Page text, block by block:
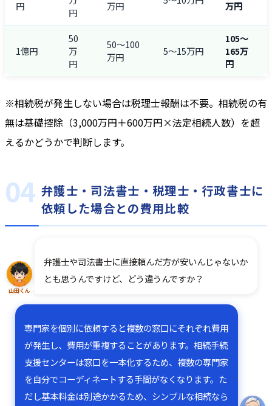
円
円
万円 万円
1億円
50
万
円
50〜100
万円
5〜15万円
105〜
165万
円
※相続税が発生しない場合は税理士報酬は不要。相続税の有
無は基礎控除（3,000万円＋600万円×法定相続人数）を超
えるかどうかで判断します。
弁護士・司法書士・税理士・行政書士に
依頼した場合との費用比較
山田くん
弁護士や司法書士に直接頼んだ方が安いんじゃないか
とも思うんですけど、どう違うんですか？
専門家を個別に依頼すると複数の窓口にそれぞれ費用
が発生し、費用が重複することがあります。相続手続
支援センターは窓口を一本化するため、複数の専門家
を自分でコーディネートする手間がなくなります。た
だし基本料金は別途かかるため、シンプルな相続なら